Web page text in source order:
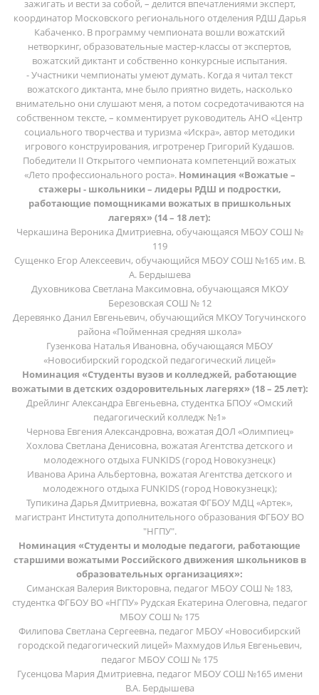
зажигать и вести за собой, – делится впечатлениями эксперт,
координатор Московского регионального отделения РДШ Дарья
Кабаченко. В программу чемпионата вошли вожатский
нетворкинг, образовательные мастер-классы от экспертов,
вожатский диктант и собственно конкурсные испытания.
- Участники чемпионаты умеют думать. Когда я читал текст
вожатского диктанта, мне было приятно видеть, насколько
внимательно они слушают меня, а потом сосредотачиваются на
собственном тексте, – комментирует руководитель АНО «Центр
социального творчества и туризма «Искра», автор методики
игрового конструирования, игротренер Григорий Кудашов.
Победители II Открытого чемпионата компетенций вожатых
«Лето профессионального роста». Номинация «Вожатые –
стажеры - школьники – лидеры РДШ и подростки,
работающие помощниками вожатых в пришкольных
лагерях» (14 – 18 лет):
Черкашина Вероника Дмитриевна, обучающаяся МБОУ СОШ №
119
Сущенко Егор Алексеевич, обучающийся МБОУ СОШ №165 им. В.
А. Бердышева
Духовникова Светлана Максимовна, обучающаяся МКОУ
Березовская СОШ № 12
Деревянко Данил Евгеньевич, обучающийся МКОУ Тогучинского
района «Пойменная средняя школа»
Гузенкова Наталья Ивановна, обучающаяся МБОУ
«Новосибирский городской педагогический лицей»
Номинация «Студенты вузов и колледжей, работающие
вожатыми в детских оздоровительных лагерях» (18 – 25 лет):
Дрейлинг Александра Евгеньевна, студентка БПОУ «Омский
педагогический колледж №1»
Чернова Евгения Александровна, вожатая ДОЛ «Олимпиец»
Хохлова Светлана Денисовна, вожатая Агентства детского и
молодежного отдыха FUNKIDS (город Новокузнецк)
Иванова Арина Альбертовна, вожатая Агентства детского и
молодежного отдыха FUNKIDS (город Новокузнецк);
Тупикина Дарья Дмитриевна, вожатая ФГБОУ МДЦ «Артек»,
магистрант Института дополнительного образования ФГБОУ ВО
"НГПУ".
Номинация «Студенты и молодые педагоги, работающие
старшими вожатыми Российского движения школьников в
образовательных организациях»:
Симанская Валерия Викторовна, педагог МБОУ СОШ № 183,
студентка ФГБОУ ВО «НГПУ» Рудская Екатерина Олеговна, педагог
МБОУ СОШ № 175
Филипова Светлана Сергеевна, педагог МБОУ «Новосибирский
городской педагогический лицей» Махмудов Илья Евгеньевич,
педагог МБОУ СОШ № 175
Гусенцова Мария Дмитриевна, педагог МБОУ СОШ №165 имени
В.А. Бердышева